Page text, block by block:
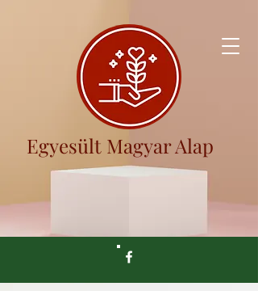
Egyesült Magyar Alap